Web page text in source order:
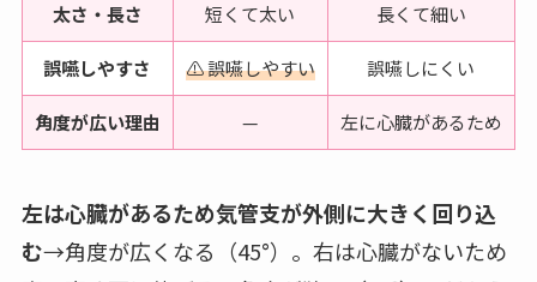
太さ・長さ 短くて太い 長くて細い
誤嚥しやすさ ⚠️ 誤嚥しやすい 誤嚥しにくい
角度が広い理由 — 左に心臓があるため
左は心臓があるため気管支が外側に大きく回り込
む→角度が広くなる（45°）。右は心臓がないため